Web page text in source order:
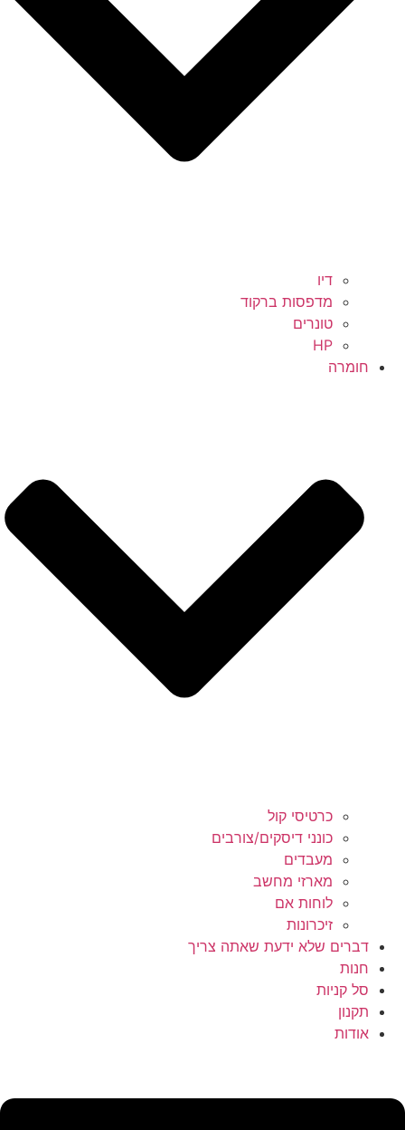
דיו
מדפסות ברקוד
טונרים
HP
חומרה
כרטיסי קול
כונני דיסקים/צורבים
מעבדים
מארזי מחשב
לוחות אם
זיכרונות
דברים שלא ידעת שאתה צריך
חנות
סל קניות
תקנון
אודות